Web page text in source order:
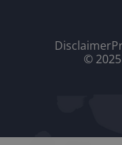
Disclaimer
©